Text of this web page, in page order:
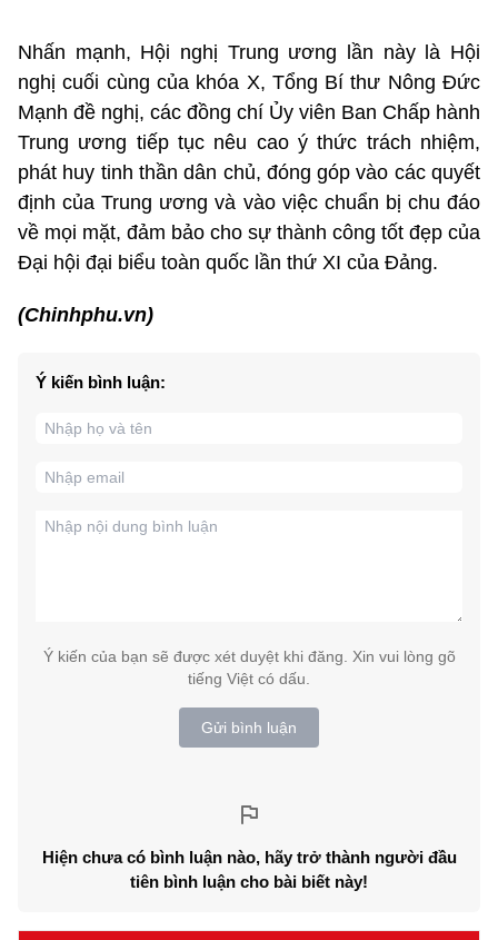
Nhấn mạnh, Hội nghị Trung ương lần này là Hội
nghị cuối cùng của khóa X, Tổng Bí thư Nông Đức
Mạnh đề nghị, các đồng chí Ủy viên Ban Chấp hành
Trung ương tiếp tục nêu cao ý thức trách nhiệm,
phát huy tinh thần dân chủ, đóng góp vào các quyết
định của Trung ương và vào việc chuẩn bị chu đáo
về mọi mặt, đảm bảo cho sự thành công tốt đẹp của
Đại hội đại biểu toàn quốc lần thứ XI của Đảng.
(Chinhphu.vn)
Ý kiến bình luận:
Ý kiến của bạn sẽ được xét duyệt khi đăng. Xin vui lòng gõ
tiếng Việt có dấu.
Gửi bình luận
Hiện chưa có bình luận nào, hãy trở thành người đầu
tiên bình luận cho bài biết này!